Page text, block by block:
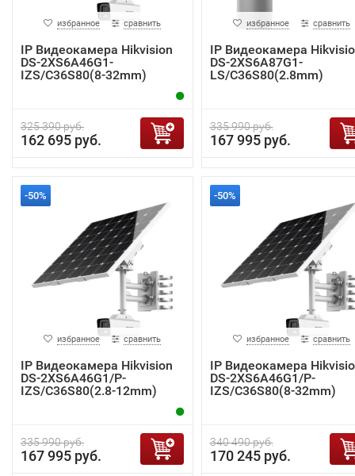
избранное сравнить
IP Видеокамера Hikvision
DS-2XS6A46G1-
IZS/C36S80(8-32mm)
325 390 руб.
162 695 руб.
избранное сравнить
IP Видеокамера
DS-2XS6A87G1-
LS/C36S80(2.8mm)
335 990 руб.
167 995 руб.
-50%
избранное сравнить
IP Видеокамера Hikvision
DS-2XS6A46G1/P-
IZS/C36S80(2.8-12mm)
335 990 руб.
167 995 руб.
-50%
избранное сравнить
IP Видеокамера
DS-2XS6A46G1/P-
IZS/C36S80(8-32mm)
340 490 руб.
170 245 руб.